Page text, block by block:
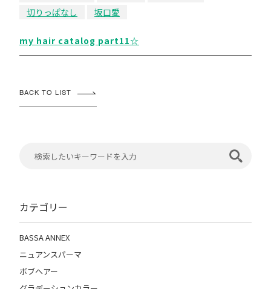
切りっぱなし
坂口愛
my hair catalog part11☆
BACK TO LIST
カテゴリー
BASSA ANNEX
ニュアンスパーマ
ボブヘアー